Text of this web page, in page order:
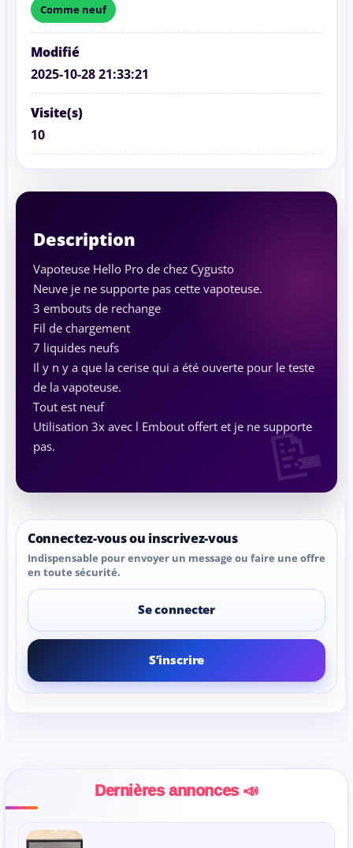
Comme neuf
Modifié
2025-10-28 21:33:21
Visite(s)
10
Description
Vapoteuse Hello Pro de chez Cygusto
Neuve je ne supporte pas cette vapoteuse.
3 embouts de rechange
Fil de chargement
7 liquides neufs
Il y n y a que la cerise qui a été ouverte pour le teste
de la vapoteuse.
Tout est neuf
Utilisation 3x avec l Embout offert et je ne supporte
pas.
Connectez-vous ou inscrivez-vous
Indispensable pour envoyer un message ou faire une offre
en toute sécurité.
Se connecter
S’inscrire
Dernières annonces 📣